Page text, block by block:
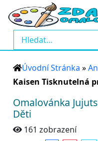
Úvodní Stránka »
Kaisen Tisknutelná
Omalovánka
Děti
161 zobrazení